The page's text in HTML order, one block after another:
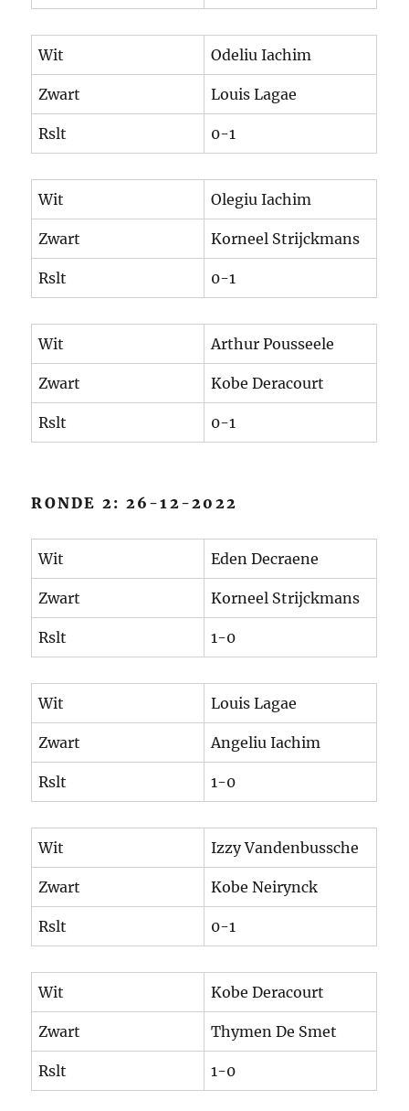
Wit Odeliu Iachim
Zwart Louis Lagae
Rslt 0-1
Wit Olegiu Iachim
Zwart Korneel Strijckmans
Rslt 0-1
Wit Arthur Pousseele
Zwart Kobe Deracourt
Rslt 0-1
RONDE 2: 26-12-2022
Wit Eden Decraene
Zwart Korneel Strijckmans
Rslt 1-0
Wit Louis Lagae
Zwart Angeliu Iachim
Rslt 1-0
Wit Izzy Vandenbussche
Zwart Kobe Neirynck
Rslt 0-1
Wit Kobe Deracourt
Zwart Thymen De Smet
Rslt 1-0